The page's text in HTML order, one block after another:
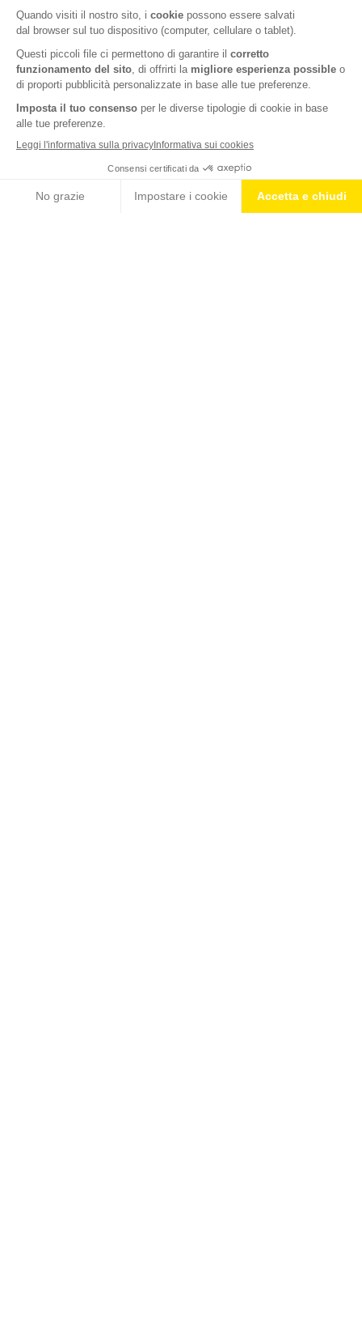
CONDIVIDI
BLOG
NEWS E CONSIGLI DA ISOSTAD
IDRATAZIONE & SPORT